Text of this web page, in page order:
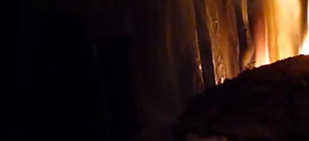
Vignes et vin
Visite du vignoble